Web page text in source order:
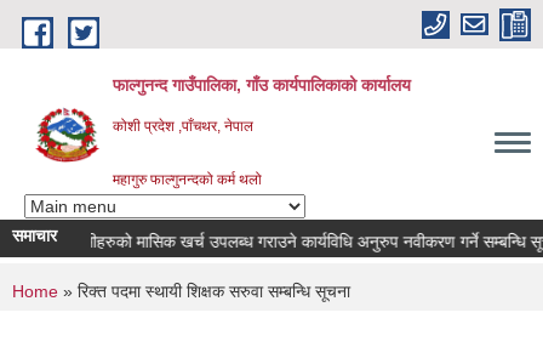
Skip to main content
फाल्गुनन्द गाउँपालिका, गाँउ कार्यपालिकाको कार्यालय
कोशी प्रदेश ,पाँचथर, नेपाल
महागुरु फाल्गुनन्दको कर्म थलो
समाचारविरामीहरुको मासिक खर्च उपलब्ध गराउने कार्यविधि अनुरुप नवीकरण गर्ने सम्बन्धि
You are here
Home » रिक्त पदमा स्थायी शिक्षक सरुवा सम्बन्धि सूचना